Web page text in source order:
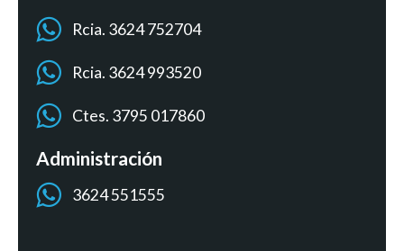
Rcia. 3624 752704
Rcia. 3624 993520
Ctes. 3795 017860
Administración
3624 551555